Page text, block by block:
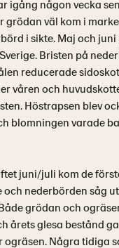
igång någon vecka
grödan väl kom i
i sikte. Maj och
Bristen på
reducerade
våren och
Höstrapsen blev
blomningen varade
juni/juli kom de
och nederbörden såg
grödan och
årets glesa bestånd
ogräsen. Några tidiga